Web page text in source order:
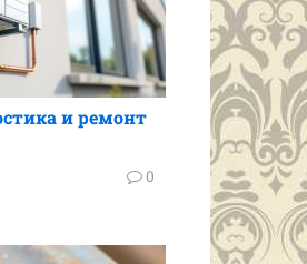
и ремонт
0